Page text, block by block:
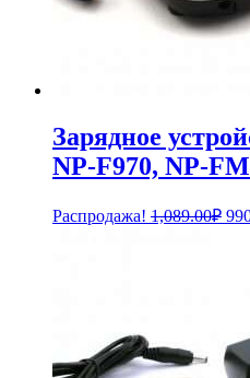
Зарядное
NP-F970, NP-
Распродажа! 1,089.00₽